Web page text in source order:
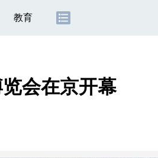
教育
会在京开幕